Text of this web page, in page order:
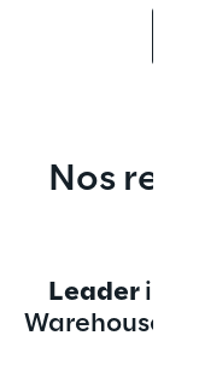
Nos
Leader in
Warehouse